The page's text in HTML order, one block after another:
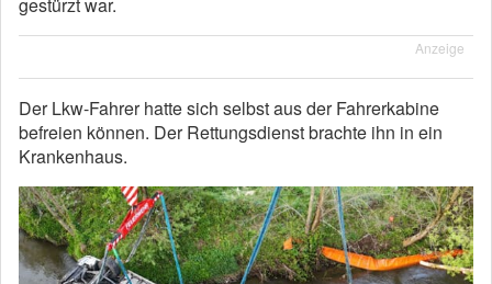
Anzeige
Der Lkw-Fahrer hatte sich selbst aus der Fahrerkabine
befreien können. Der Rettungsdienst brachte ihn in ein
Krankenhaus.